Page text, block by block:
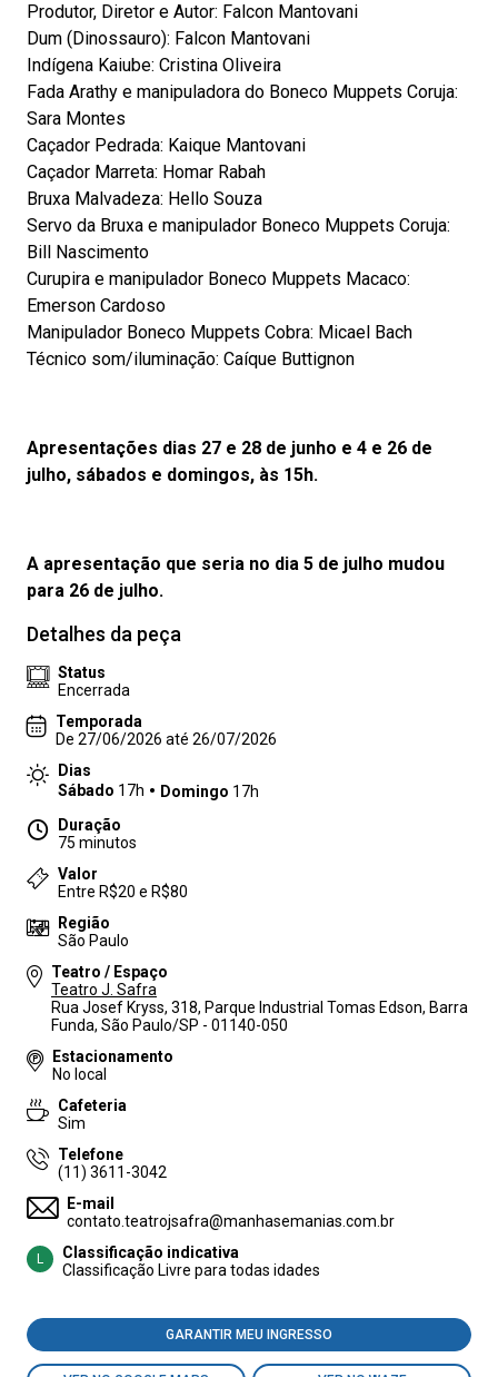
Produtor, Diretor e Autor: Falcon Mantovani
Dum (Dinossauro): Falcon Mantovani
Indígena Kaiube: Cristina Oliveira
Fada Arathy e manipuladora do Boneco Muppets Coruja:
Sara Montes
Caçador Pedrada: Kaique Mantovani
Caçador Marreta: Homar Rabah
Bruxa Malvadeza: Hello Souza
Servo da Bruxa e manipulador Boneco Muppets Coruja:
Bill Nascimento
Curupira e manipulador Boneco Muppets Macaco:
Emerson Cardoso
Manipulador Boneco Muppets Cobra: Micael Bach
Técnico som/iluminação: Caíque Buttignon
Apresentações dias 27 e 28 de junho e 4 e 26 de
julho, sábados e domingos, às 15h.
A apresentação que seria no dia 5 de julho mudou
para 26 de julho.
Detalhes da peça
Status
Encerrada
Temporada
De 27/06/2026 até 26/07/2026
Dias
Sábado 17h Domingo 17h
Duração
75 minutos
Valor
Entre R$20 e R$80
Região
São Paulo
Teatro / Espaço
Teatro J. Safra
Rua Josef Kryss, 318, Parque Industrial Tomas Edson, Barra
Funda, São Paulo/SP - 01140-050
Estacionamento
No local
Cafeteria
Sim
Telefone
(11) 3611-3042
E-mail
contato.teatrojsafra@manhasemanias.com.br
L
Classificação indicativa
Classificação Livre para todas idades
GARANTIR MEU INGRESSO